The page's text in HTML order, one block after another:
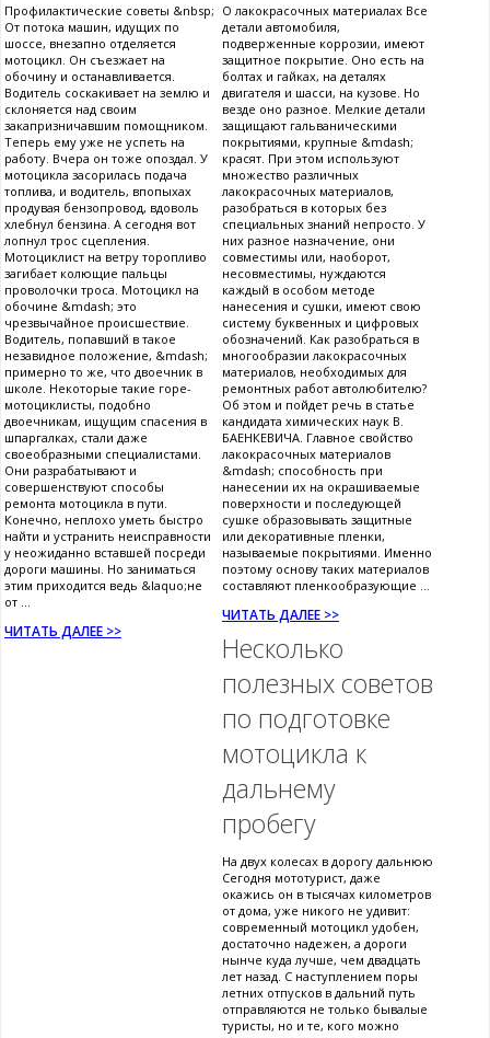
Профилактические советы &nbsp;
От потока машин, идущих по
шоссе, внезапно отделяется
мотоцикл. Он съезжает на
обочину и останавливается.
Водитель соскакивает на землю и
склоняется над своим
закапризничавшим помощником.
Теперь ему уже не успеть на
работу. Вчера он тоже опоздал. У
мотоцикла засорилась подача
топлива, и водитель, впопыхах
продувая бензопровод, вдоволь
хлебнул бензина. А сегодня вот
лопнул трос сцепления.
Мотоциклист на ветру торопливо
загибает колющие пальцы
проволочки троса. Мотоцикл на
обочине &mdash; это
чрезвычайное происшествие.
Водитель, попавший в такое
незавидное положение, &mdash;
примерно то же, что двоечник в
школе. Некоторые такие горе-
мотоциклисты, подобно
двоечникам, ищущим спасения в
шпаргалках, стали даже
своеобразными специалистами.
Они разрабатывают и
совершенствуют способы
ремонта мотоцикла в пути.
Конечно, неплохо уметь быстро
найти и устранить неисправности
у неожиданно вставшей посреди
дороги машины. Но заниматься
этим приходится ведь &laquo;не
от ...
ЧИТАТЬ ДАЛЕЕ >>
О лакокрасочных материалах Все
детали автомобиля,
подверженные коррозии, имеют
защитное покрытие. Оно есть на
болтах и гайках, на деталях
двигателя и шасси, на кузове. Но
везде оно разное. Мелкие детали
защищают гальваническими
покрытиями, крупные &mdash;
красят. При этом используют
множество различных
лакокрасочных материалов,
разобраться в которых без
специальных знаний непросто. У
них разное назначение, они
совместимы или, наоборот,
несовместимы, нуждаются
каждый в особом методе
нанесения и сушки, имеют свою
систему буквенных и цифровых
обозначений. Как разобраться в
многообразии лакокрасочных
материалов, необходимых для
ремонтных работ автолюбителю?
Об этом и пойдет речь в статье
кандидата химических наук В.
БАЕНКЕВИЧА. Главное свойство
лакокрасочных материалов
&mdash; способность при
нанесении их на окрашиваемые
поверхности и последующей
сушке образовывать защитные
или декоративные пленки,
называемые покрытиями. Именно
поэтому основу таких материалов
составляют пленкообразующие ...
ЧИТАТЬ ДАЛЕЕ >>
Несколько
полезных советов
по подготовке
мотоцикла к
дальнему
пробегу
На двух колесах в дорогу дальнюю
Сегодня мототурист, даже
окажись он в тысячах километров
от дома, уже никого не удивит:
современный мотоцикл удобен,
достаточно надежен, а дороги
нынче куда лучше, чем двадцать
лет назад. С наступлением поры
летних отпусков в дальний путь
отправляются не только бывалые
туристы, но и те, кого можно